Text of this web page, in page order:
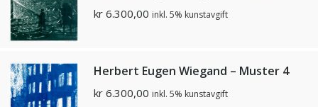
kr 6.300,00 inkl. 5% kunstavgift
Herbert Eugen Wiegand – Muster 4
kr 6.300,00 inkl. 5% kunstavgift